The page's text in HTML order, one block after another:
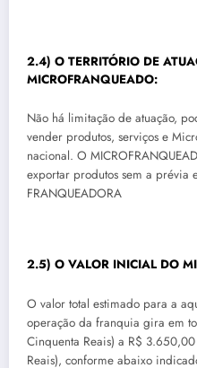
2.4) O TERRITÓRIO DE
MICROFRANQUEADO:
Não há limitação de atuação,
vender produtos, serviços e
nacional. O
exportar produtos sem a prévia
FRANQUEADORA
2.5) O VALOR INICIAL DO
O valor total estimado para a
operação da franquia gira em
Cinquenta Reais) a R$
Reais), conforme abaixo